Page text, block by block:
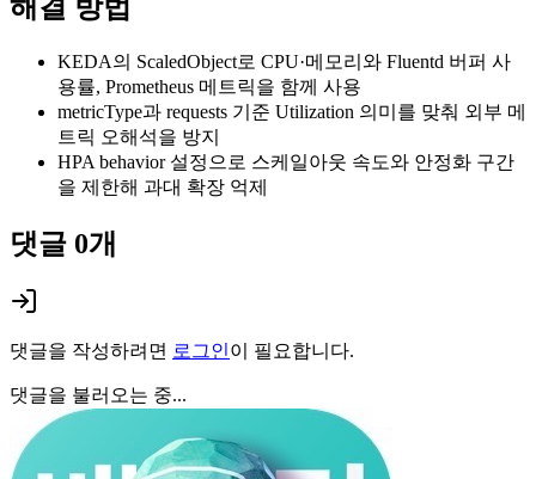
해결 방법
KEDA의 ScaledObject로 CPU·메모리와 Fluentd 버퍼 사
용률, Prometheus 메트릭을 함께 사용
metricType과 requests 기준 Utilization 의미를 맞춰 외부 메
트릭 오해석을 방지
HPA behavior 설정으로 스케일아웃 속도와 안정화 구간
을 제한해 과대 확장 억제
댓글 0개
댓글을 작성하려면 로그인이 필요합니다.
댓글을 불러오는 중...